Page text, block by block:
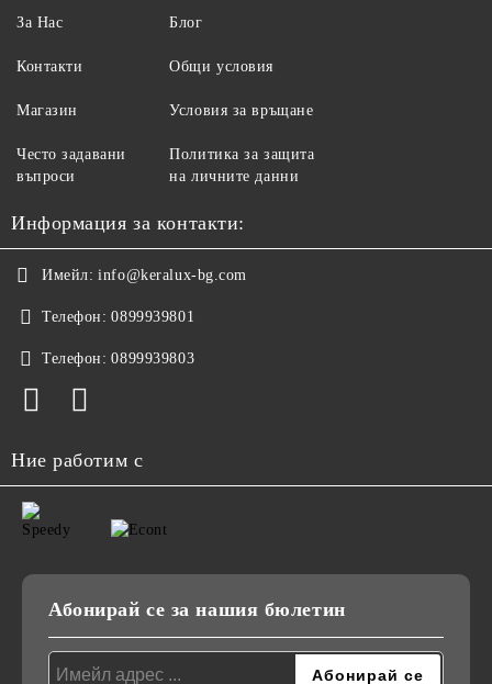
За Нас
Контакти
Магазин
Често задавани
въпроси
Блог
Общи условия
Условия за връщане
Политика за защита
на личните данни
Информация за контакти:
Имейл: info@keralux-bg.com
Телефон: 0899939801
Телефон: 0899939803
Ние работим с
Абонирай се за нашия бюлетин